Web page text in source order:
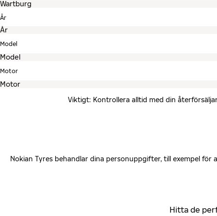
År
Model
Motor
Viktigt: Kontrollera alltid med din
Nokian Tyres behandlar dina personuppgifter, till exempel
Hitta de